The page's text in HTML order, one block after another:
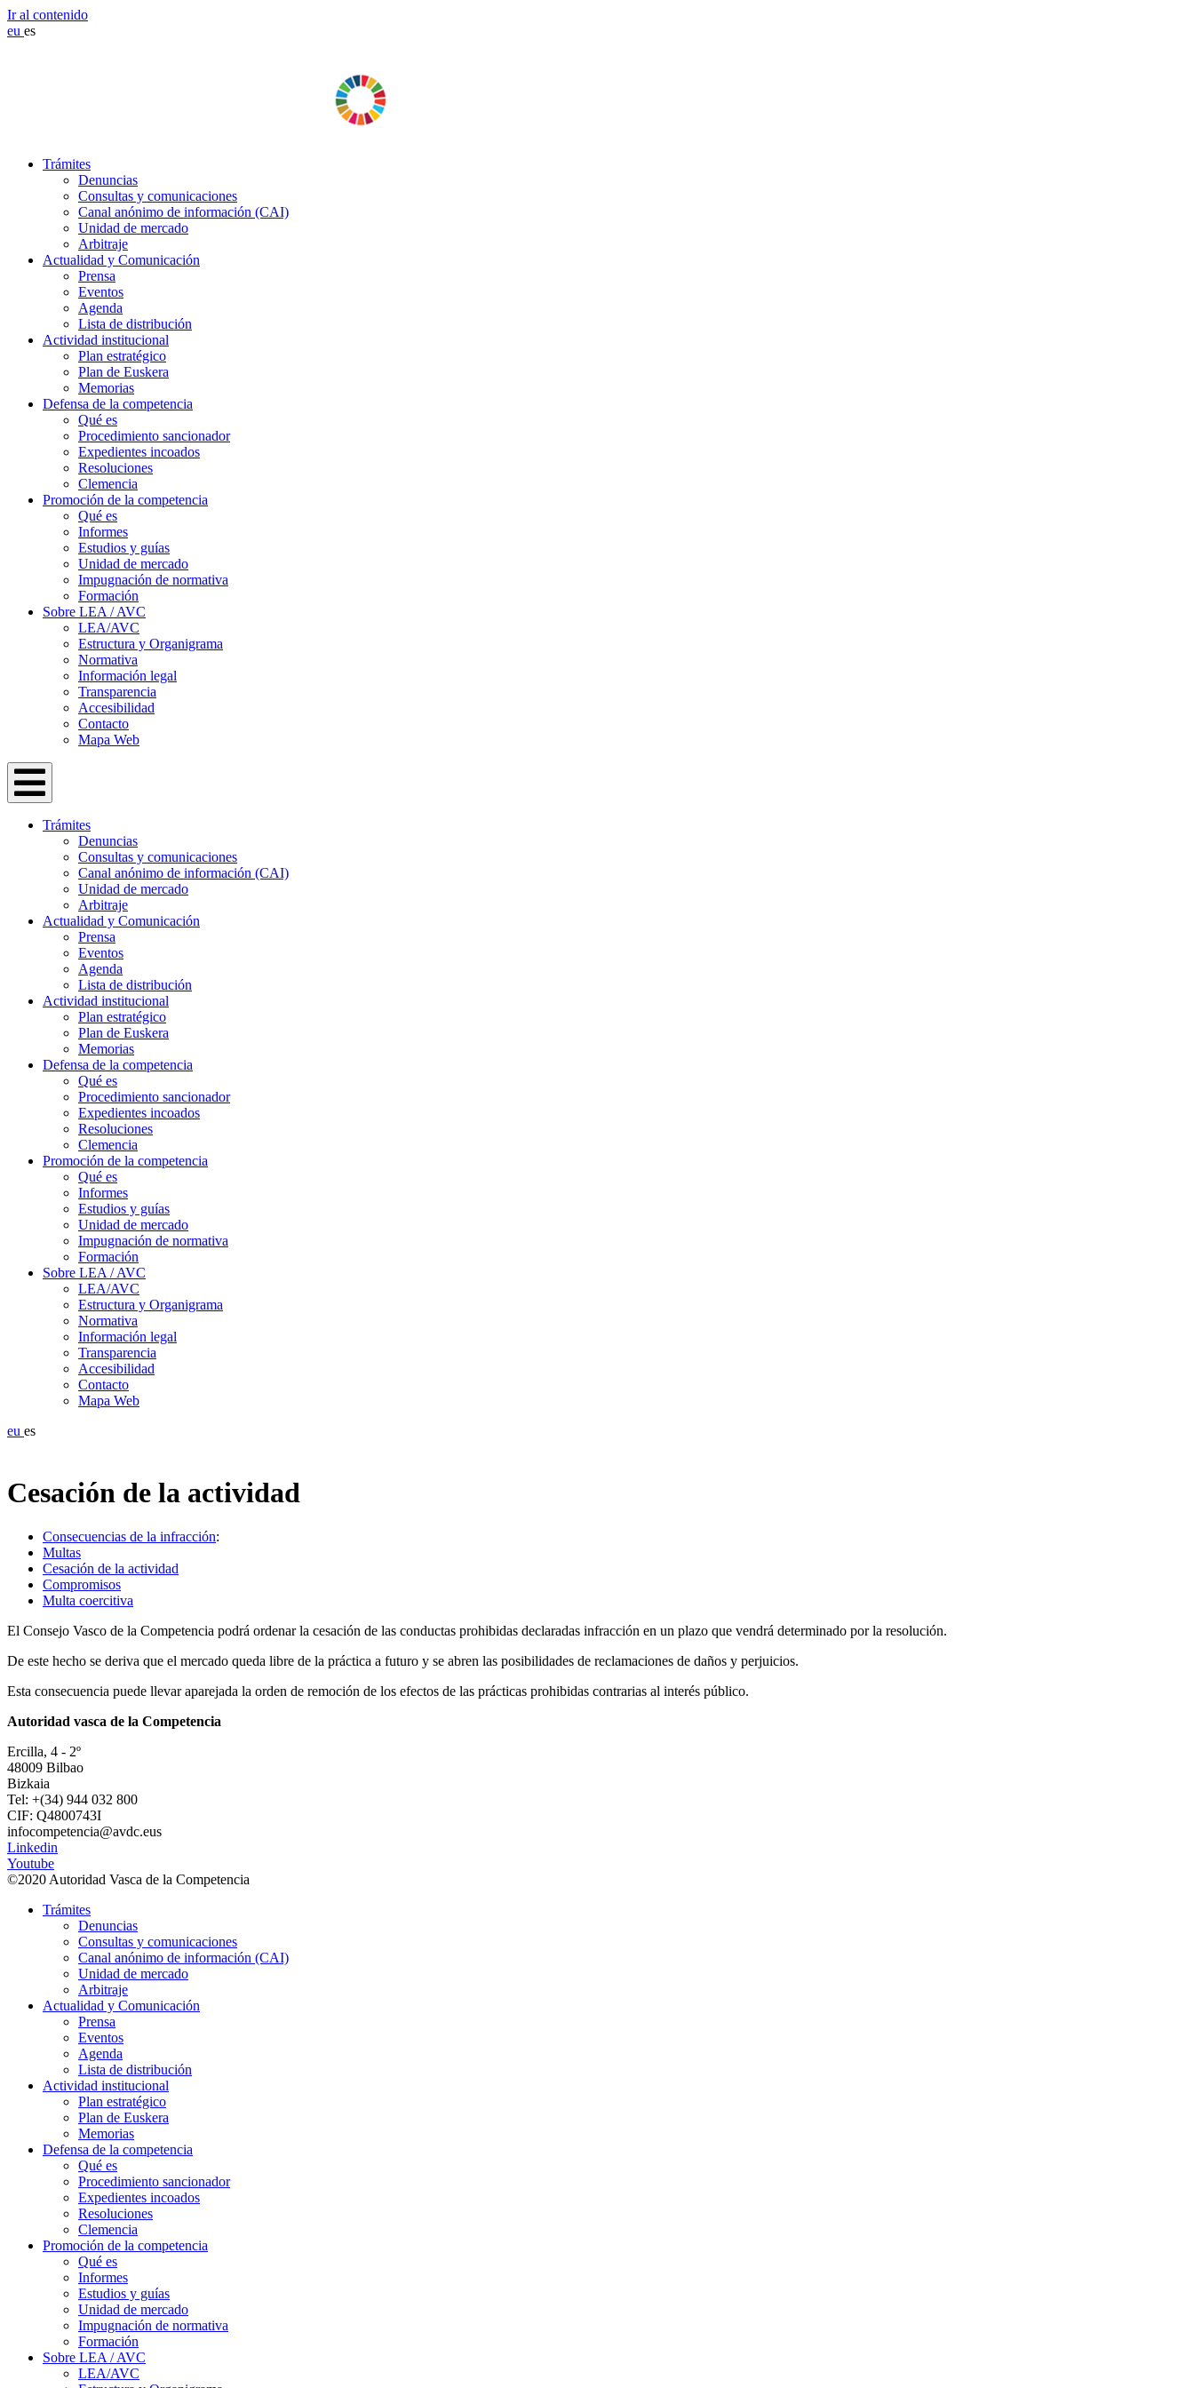
Ir al contenido
eu es
Trámites
Denuncias
Consultas y comunicaciones
Canal anónimo de información (CAI)
Unidad de mercado
Arbitraje
Actualidad y Comunicación
Prensa
Eventos
Agenda
Lista de distribución
Actividad institucional
Plan estratégico
Plan de Euskera
Memorias
Defensa de la competencia
Qué es
Procedimiento sancionador
Expedientes incoados
Resoluciones
Clemencia
Promoción de la competencia
Qué es
Informes
Estudios y guías
Unidad de mercado
Impugnación de normativa
Formación
Sobre LEA / AVC
LEA/AVC
Estructura y Organigrama
Normativa
Información legal
Transparencia
Accesibilidad
Contacto
Mapa Web
Trámites
Denuncias
Consultas y comunicaciones
Canal anónimo de información (CAI)
Unidad de mercado
Arbitraje
Actualidad y Comunicación
Prensa
Eventos
Agenda
Lista de distribución
Actividad institucional
Plan estratégico
Plan de Euskera
Memorias
Defensa de la competencia
Qué es
Procedimiento sancionador
Expedientes incoados
Resoluciones
Clemencia
Promoción de la competencia
Qué es
Informes
Estudios y guías
Unidad de mercado
Impugnación de normativa
Formación
Sobre LEA / AVC
LEA/AVC
Estructura y Organigrama
Normativa
Información legal
Transparencia
Accesibilidad
Contacto
Mapa Web
eu es
Cesación de la actividad
Consecuencias de la infracción:
Multas
Cesación de la actividad
Compromisos
Multa coercitiva
El Consejo Vasco de la Competencia podrá ordenar la cesación de las conductas prohibidas declaradas infracción en un plazo que vendrá determinado por la resolución.
De este hecho se deriva que el mercado queda libre de la práctica a futuro y se abren las posibilidades de reclamaciones de daños y perjuicios.
Esta consecuencia puede llevar aparejada la orden de remoción de los efectos de las prácticas prohibidas contrarias al interés público.
Autoridad vasca de la Competencia
Ercilla, 4 - 2º
48009 Bilbao
Bizkaia
Tel: +(34) 944 032 800
CIF: Q4800743I
infocompetencia@avdc.eus
Linkedin
Youtube
©2020 Autoridad Vasca de la Competencia
Trámites
Denuncias
Consultas y comunicaciones
Canal anónimo de información (CAI)
Unidad de mercado
Arbitraje
Actualidad y Comunicación
Prensa
Eventos
Agenda
Lista de distribución
Actividad institucional
Plan estratégico
Plan de Euskera
Memorias
Defensa de la competencia
Qué es
Procedimiento sancionador
Expedientes incoados
Resoluciones
Clemencia
Promoción de la competencia
Qué es
Informes
Estudios y guías
Unidad de mercado
Impugnación de normativa
Formación
Sobre LEA / AVC
LEA/AVC